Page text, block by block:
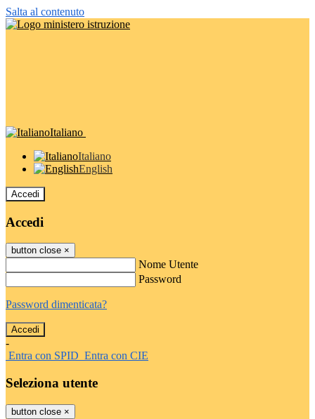
Salta al contenuto
Italiano
Italiano
English
Accedi
Accedi
button close ×
Nome Utente
Password
Password dimenticata?
-
Entra con SPID Entra con CIE
Seleziona utente
button close ×